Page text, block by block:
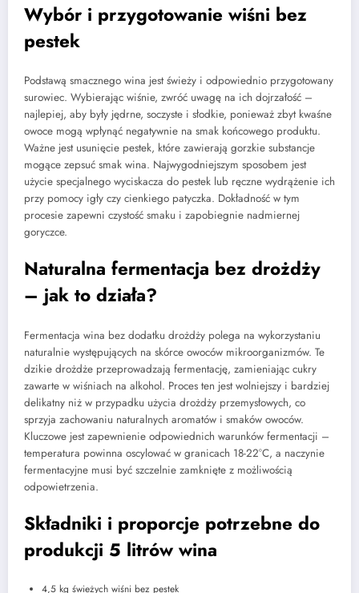
Wybór i przygotowanie wiśni bez
pestek
Podstawą smacznego wina jest świeży i odpowiednio przygotowany
surowiec. Wybierając wiśnie, zwróć uwagę na ich dojrzałość –
najlepiej, aby były jędrne, soczyste i słodkie, ponieważ zbyt kwaśne
owoce mogą wpłynąć negatywnie na smak końcowego produktu.
Ważne jest usunięcie pestek, które zawierają gorzkie substancje
mogące zepsuć smak wina. Najwygodniejszym sposobem jest
użycie specjalnego wyciskacza do pestek lub ręczne wydrążenie ich
przy pomocy igły czy cienkiego patyczka. Dokładność w tym
procesie zapewni czystość smaku i zapobiegnie nadmiernej
goryczce.
Naturalna fermentacja bez drożdży
– jak to działa?
Fermentacja wina bez dodatku drożdży polega na wykorzystaniu
naturalnie występujących na skórce owoców mikroorganizmów. Te
dzikie drożdże przeprowadzają fermentację, zamieniając cukry
zawarte w wiśniach na alkohol. Proces ten jest wolniejszy i bardziej
delikatny niż w przypadku użycia drożdży przemysłowych, co
sprzyja zachowaniu naturalnych aromatów i smaków owoców.
Kluczowe jest zapewnienie odpowiednich warunków fermentacji –
temperatura powinna oscylować w granicach 18-22°C, a naczynie
fermentacyjne musi być szczelnie zamknięte z możliwością
odpowietrzenia.
Składniki i proporcje potrzebne do
produkcji 5 litrów wina
4,5 kg świeżych wiśni bez pestek